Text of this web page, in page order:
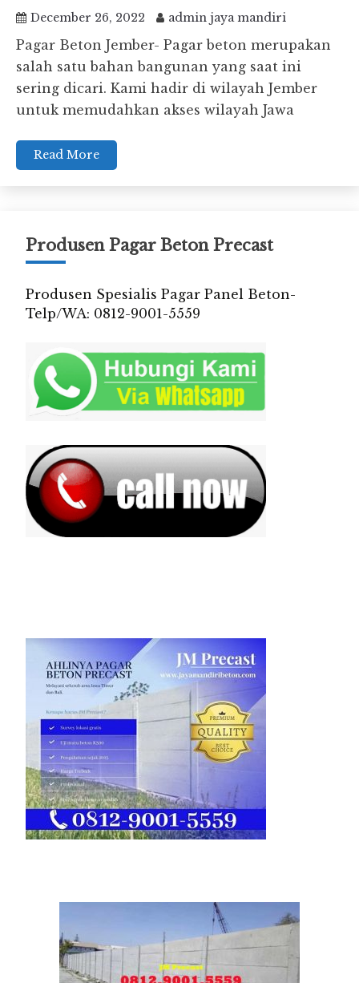
December 26, 2022 admin jaya mandiri
Pagar Beton Jember- Pagar beton merupakan
salah satu bahan bangunan yang saat ini
sering dicari. Kami hadir di wilayah Jember
untuk memudahkan akses wilayah Jawa
Read More
Produsen Pagar Beton Precast
Produsen Spesialis Pagar Panel Beton-
Telp/WA: 0812-9001-5559